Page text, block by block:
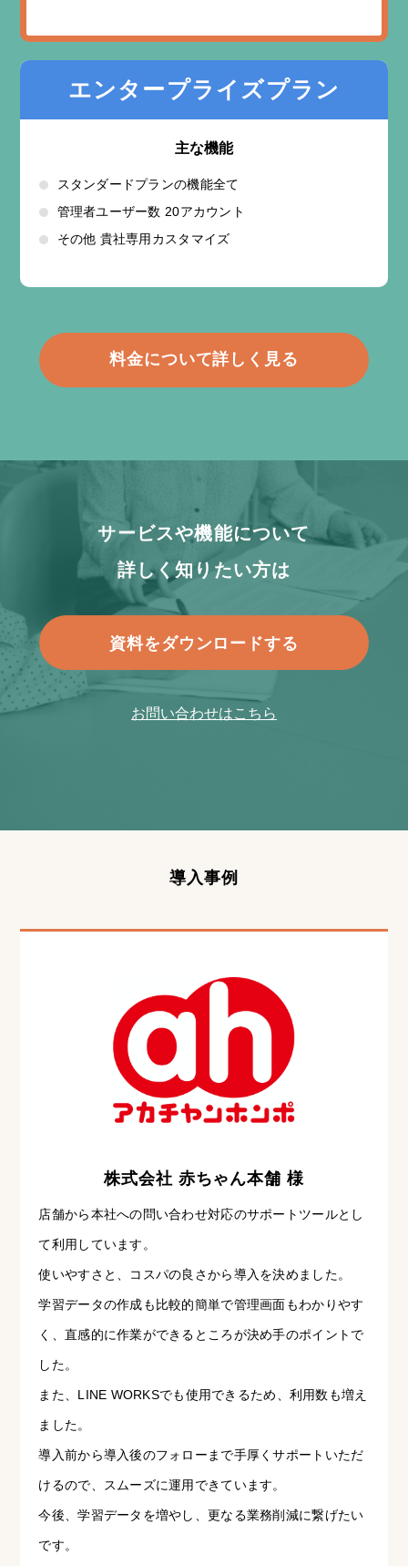
エンタープライズプラン
主な機能
スタンダードプランの機能全て
管理者ユーザー数 20アカウント
その他 貴社専用カスタマイズ
料金について詳しく見る
サービスや機能について
詳しく知りたい方は
資料をダウンロードする
お問い合わせはこちら
導入事例
株式会社 赤ちゃん本舗 様
店舗から本社への問い合わせ対応のサポートツールとし
て利用しています。
使いやすさと、コスパの良さから導入を決めました。
学習データの作成も比較的簡単で管理画面もわかりやす
く、直感的に作業ができるところが決め手のポイントで
した。
また、LINE WORKSでも使用できるため、利用数も増え
ました。
導入前から導入後のフォローまで手厚くサポートいただ
けるので、スムーズに運用できています。
今後、学習データを増やし、更なる業務削減に繋げたい
です。